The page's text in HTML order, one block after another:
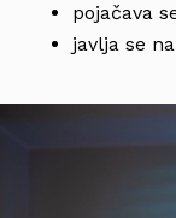
pojačava
javlja se